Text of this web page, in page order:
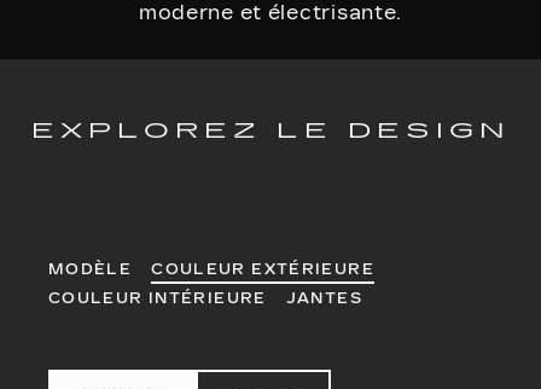
moderne et électrisante.
EXPLOREZ LE DESIGN
MODÈLE
COULEUR EXTÉRIEURE
COULEUR INTÉRIEURE
JANTES